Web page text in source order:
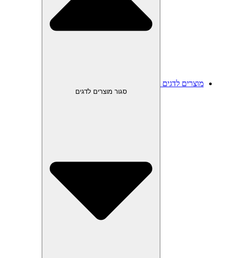
מוצרים לדגים
סגור מוצרים לדגים